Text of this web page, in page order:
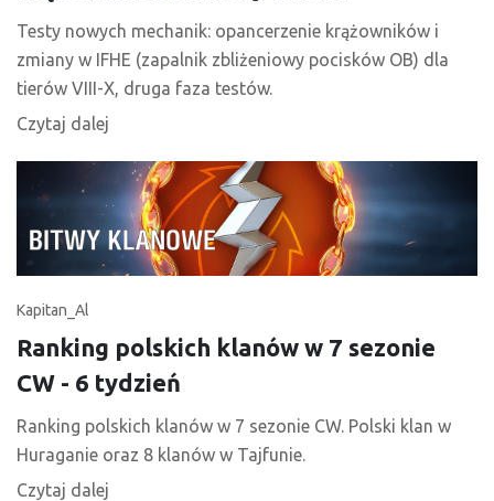
Testy nowych mechanik: opancerzenie krążowników i
zmiany w IFHE (zapalnik zbliżeniowy pocisków OB) dla
tierów VIII-X, druga faza testów.
Czytaj dalej
Kapitan_Al
Ranking polskich klanów w 7 sezonie
CW - 6 tydzień
Ranking polskich klanów w 7 sezonie CW. Polski klan w
Huraganie oraz 8 klanów w Tajfunie.
Czytaj dalej